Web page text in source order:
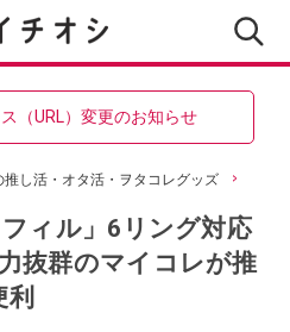
（URL）変更のお知らせ
推し活・オタ活・ヲタコレグッズ
ィル」6リング対応
抜群のマイコレが推